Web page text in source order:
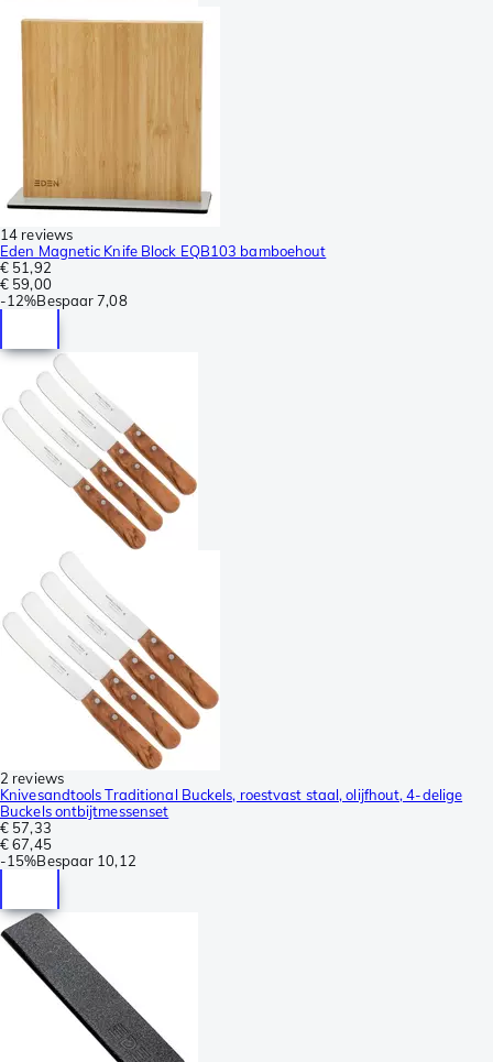
14 reviews
Eden Magnetic Knife Block EQB103 bamboehout
€ 51,92
€ 59,00
-12%Bespaar 7,08
2 reviews
Knivesandtools Traditional Buckels, roestvast staal, olijfhout, 4-delige
Buckels ontbijtmessenset
€ 57,33
€ 67,45
-15%Bespaar 10,12